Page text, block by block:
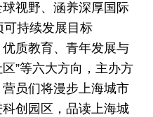
视野、涵养深厚国际
可持续发展目标
优质教育、青年发展与
”等六大方向，主办方
员们将漫步上海城市
创园区，品读上海城